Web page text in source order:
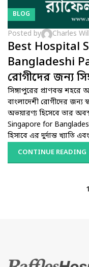
BLOG
Posted by Charles
Best Hospital
Bangladeshi
রোগীদের জন্য
সিঙ্গাপুরের প্রাণবন্ত
বাংলাদেশী রোগীদের জন্য
অভয়ারণ্য হিসেবে তার
Singapore for
হিসাবে এর দুর্দান্ত খ্যাতি
CONTINUE READING
1